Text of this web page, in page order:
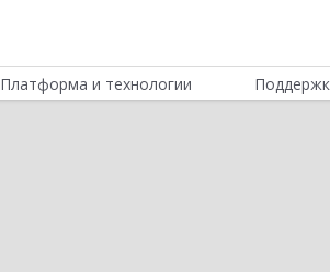
Платформа и технологии